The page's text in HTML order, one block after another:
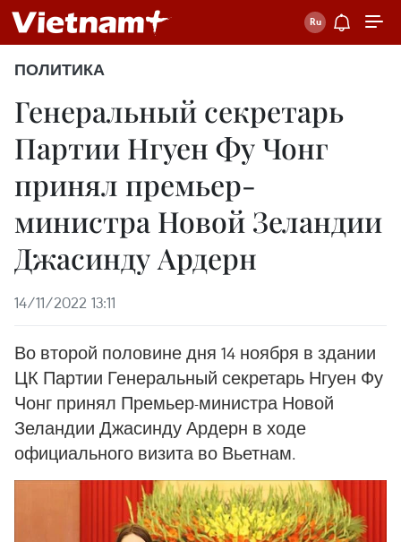
ПОЛИТИКА
Генеральный секретарь
Партии Нгуен Фу Чонг
принял премьер-
министра Новой Зеландии
Джасинду Ардерн
14/11/2022 13:11
Во второй половине дня 14 ноября в здании
ЦК Партии Генеральный секретарь Нгуен Фу
Чонг принял Премьер-министра Новой
Зеландии Джасинду Ардерн в ходе
официального визита во Вьетнам.